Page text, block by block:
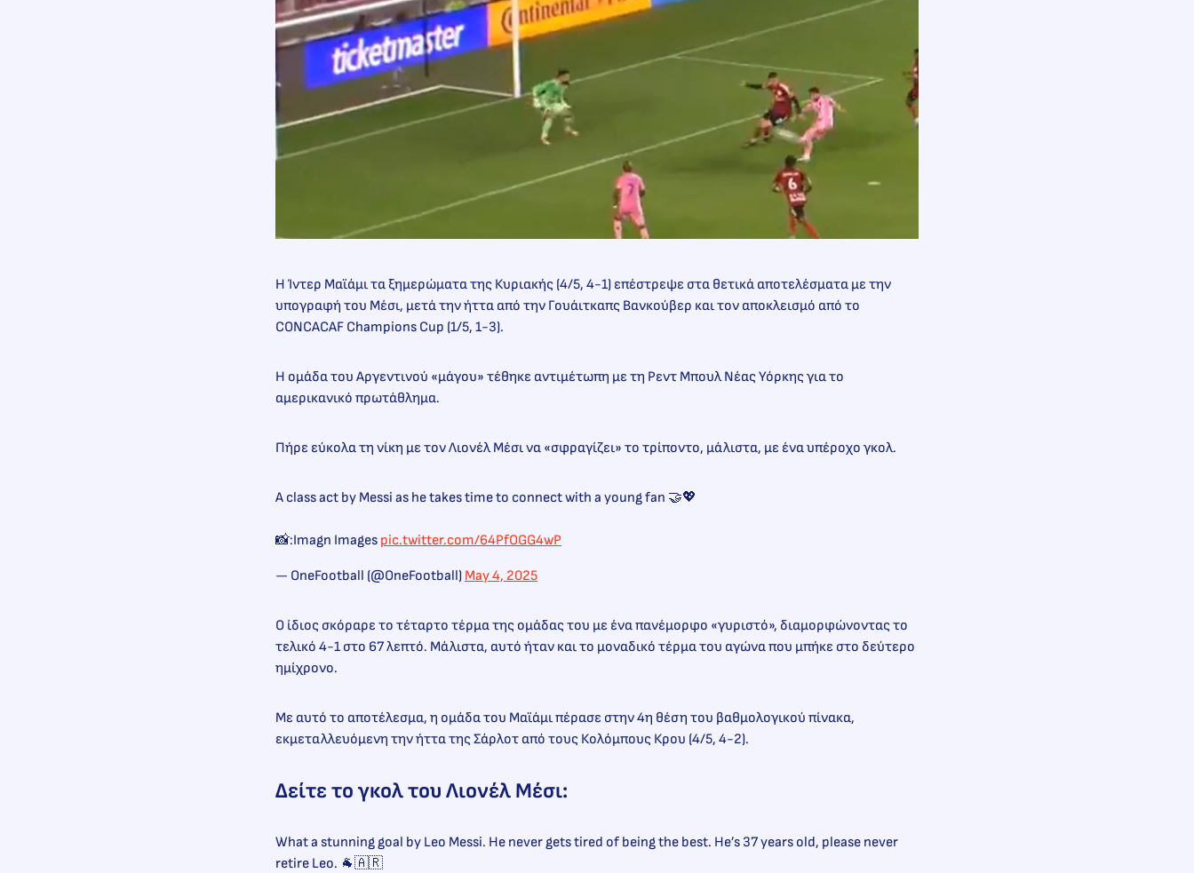
Η Ίντερ Μαϊάμι τα ξημερώματα της Κυριακής (4/5, 4-1) επέστρεψε στα θετικά αποτελέσματα με την
υπογραφή του Μέσι, μετά την ήττα από την Γουάιτκαπς Βανκούβερ και τον αποκλεισμό από το
CONCACAF Champions Cup (1/5, 1-3).
Η ομάδα του Αργεντινού «μάγου» τέθηκε αντιμέτωπη με τη Ρεντ Μπουλ Νέας Υόρκης για το
αμερικανικό πρωτάθλημα.
Πήρε εύκολα τη νίκη με τον Λιονέλ Μέσι να «σφραγίζει» το τρίποντο, μάλιστα, με ένα υπέροχο γκολ.
A class act by Messi as he takes time to connect with a young fan 🤝💖
📸:Imagn Images pic.twitter.com/64PfOGG4wP
— OneFootball (@OneFootball) May 4, 2025
Ο ίδιος σκόραρε το τέταρτο τέρμα της ομάδας του με ένα πανέμορφο «γυριστό», διαμορφώνοντας το
τελικό 4-1 στο 67 λεπτό. Μάλιστα, αυτό ήταν και το μοναδικό τέρμα του αγώνα που μπήκε στο δεύτερο
ημίχρονο.
Με αυτό το αποτέλεσμα, η ομάδα του Μαϊάμι πέρασε στην 4η θέση του βαθμολογικού πίνακα,
εκμεταλλευόμενη την ήττα της Σάρλοτ από τους Κολόμπους Κρου (4/5, 4-2).
Δείτε το γκολ του Λιονέλ Μέσι:
What a stunning goal by Leo Messi. He never gets tired of being the best. He’s 37 years old, please never
retire Leo. 🐐🇦🇷